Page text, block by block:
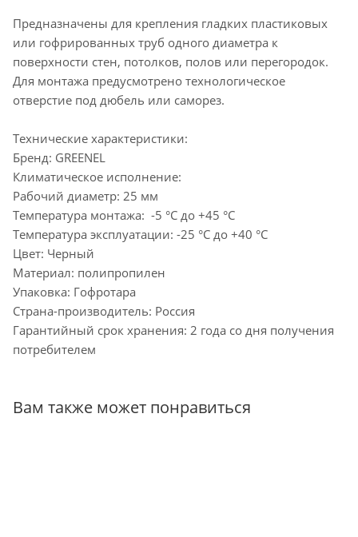
Предназначены для крепления гладких пластиковых
или гофрированных труб одного диаметра к
поверхности стен, потолков, полов или перегородок.
Для монтажа предусмотрено технологическое
отверстие под дюбель или саморез.
Технические характеристики:
Бренд: GREENEL
Климатическое исполнение:
Рабочий диаметр: 25 мм
Температура монтажа: -5 °С до +45 °С
Температура эксплуатации: -25 °С до +40 °С
Цвет: Черный
Материал: полипропилен
Упаковка: Гофротара
Страна-производитель: Россия
Гарантийный срок хранения: 2 года со дня получения
потребителем
Вам также может понравиться